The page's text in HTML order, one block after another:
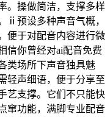
。操做简洁，支撑多样
ⅱ预设多种声音气概，
便于对配音内容进行微
信你曾经对ai配音免费
类场所下声音独具魅
轻声细语，便于分享至
艺支撑。它们不只能快
窜功能，满脚专业配音